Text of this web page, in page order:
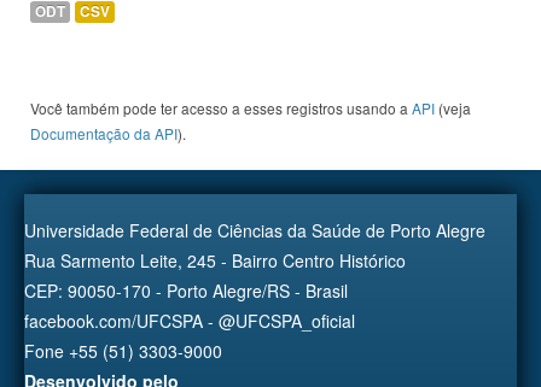
ODT CSV
Você também pode ter acesso a esses registros usando a API (veja
Documentação da API).
Universidade Federal de Ciências da Saúde de Porto Alegre
Rua Sarmento Leite, 245 - Bairro Centro Histórico
CEP: 90050-170 - Porto Alegre/RS - Brasil
facebook.com/UFCSPA - @UFCSPA_oficial
Fone +55 (51) 3303-9000
Desenvolvido pelo